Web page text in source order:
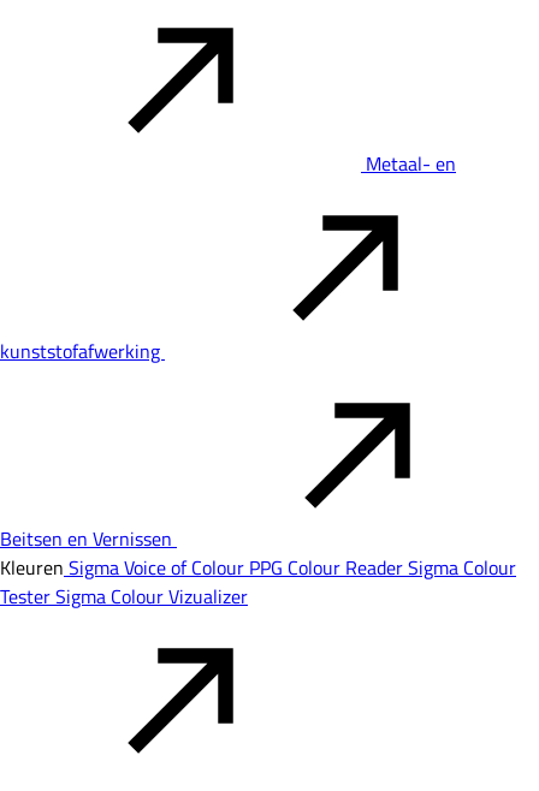
Metaal- en
kunststofafwerking
Beitsen en Vernissen
Kleuren Sigma Voice of Colour PPG Colour ReaderSigma Colour
TesterSigma Colour Vizualizer